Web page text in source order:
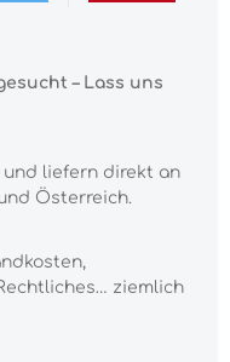
– Lass uns
und liefern direkt an
Österreich.
ziemlich